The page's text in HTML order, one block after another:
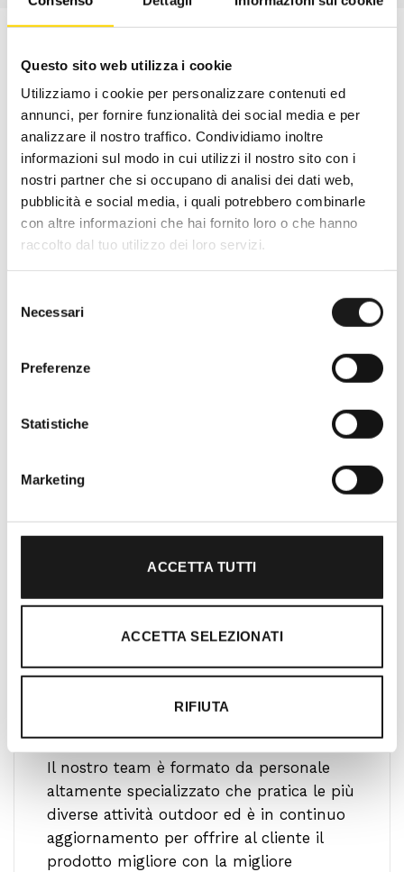
Questo sito web utilizza i cookie
Utilizziamo i cookie per personalizzare contenuti ed
annunci, per fornire funzionalità dei social media e per
analizzare il nostro traffico. Condividiamo inoltre
informazioni sul modo in cui utilizzi il nostro sito con i
nostri partner che si occupano di analisi dei dati web,
pubblicità e social media, i quali potrebbero combinarle
con altre informazioni che hai fornito loro o che hanno
raccolto dal tuo utilizzo dei loro servizi.
delNecessari
Preferenze
Statistiche
Marketing
ACCETTA TUTTI
ACCETTA SELEZIONATI
RIFIUTA
Oltre 30 anni di esperienza
Nato nel 1990 con il nome di Rifugio
Lazio. Da sempre soddisfiamo i nostri
l’acquisto un’esperienza formativa e
Ti guidiamo alla scelta
Il nostro team è formato da personale
altamente specializzato che pratica le più
diverse attività outdoor ed è in continuo
aggiornamento per offrire al cliente il
prodotto migliore con la migliore